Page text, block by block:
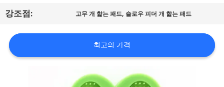
여
행
강조점: 고무 개 핥는 패드, 슬로우 피더 개 핥는 패드
최고의 가격